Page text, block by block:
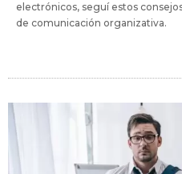
electrónicos, seguí estos
de comunicación organizativa.